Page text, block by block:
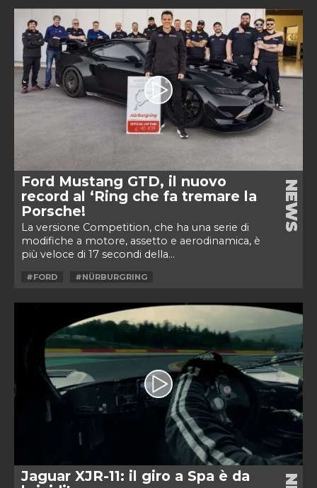
Ford Mustang GTD, il nuovo
record al ‘Ring che fa tremare la
Porsche!
La versione Competition, che ha una serie di
modifiche a motore, assetto e aerodinamica, è
più veloce di 17 secondi della...
NEWS
#FORD #NÜRBURGRING
Jaguar XJR-11: il giro a Spa è da